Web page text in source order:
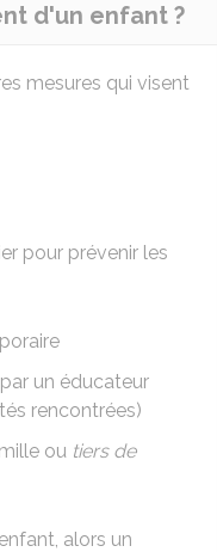
d'un enfant ?
mesures qui visent
pour prévenir les
un éducateur
rencontrées)
ou tiers de
alors un